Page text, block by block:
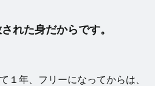
れた身だからです。
１年、フリーになってからは、